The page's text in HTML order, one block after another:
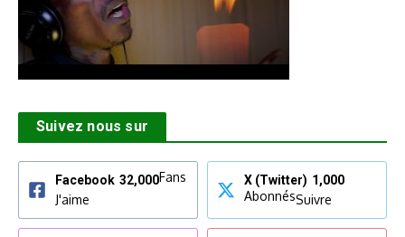
Suivez nous sur
Facebook 32,000Fans
J'aime
X (Twitter) 1,000
AbonnésSuivre